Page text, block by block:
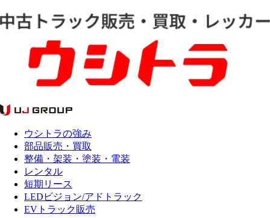
ウシトラの強み
部品販売・買取
整備・架装・塗装・電装
レンタル
短期リース
LEDビジョン/アドトラック
EVトラック販売